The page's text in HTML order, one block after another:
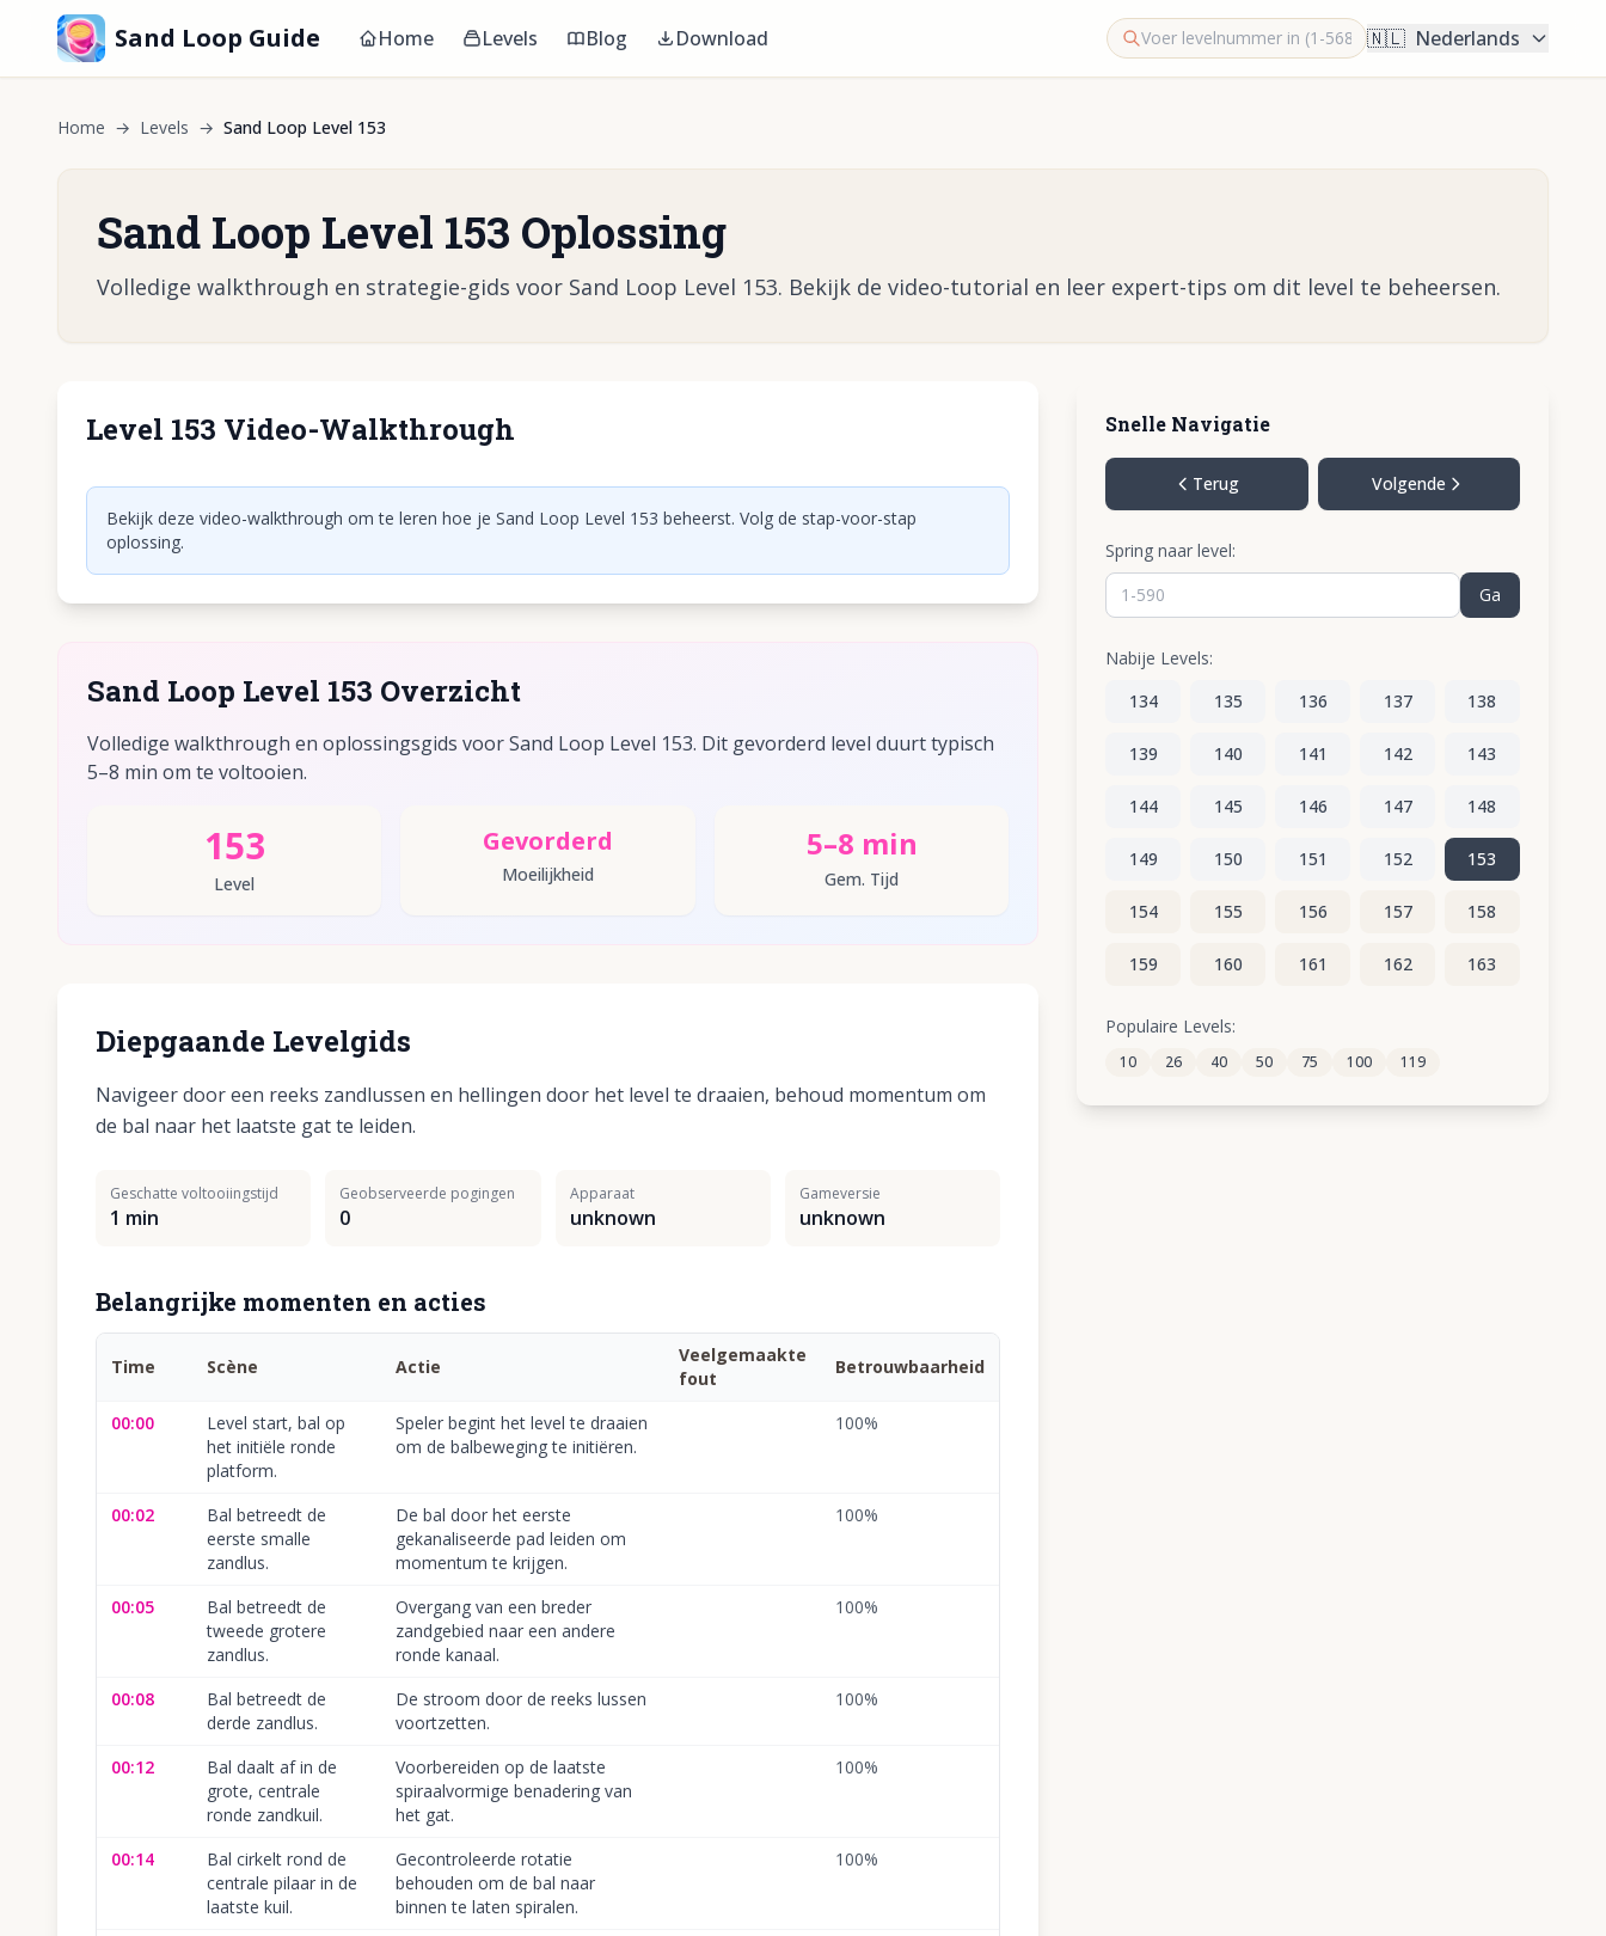
Sand Loop Guide Home Levels Blog Download 🇳🇱 Nederlands
Home → Levels → Sand Loop Level 153
Sand Loop Level 153 Oplossing
Volledige walkthrough en strategie-gids voor Sand Loop Level 153. Bekijk de video-tutorial en leer expert-tips om dit level te beheersen.
Level 153 Video-WalkthroughKlik om video af te spelen
Bekijk deze video-walkthrough om te leren hoe je Sand Loop Level 153 beheerst. Volg de stap-voor-stap
oplossing.
Sand Loop Level 153 Overzicht
Volledige walkthrough en oplossingsgids voor Sand Loop Level 153. Dit gevorderd level duurt typisch
5–8 min om te voltooien.
153
Level
Gevorderd
Moeilijkheid
5–8 min
Gem. Tijd
Diepgaande Levelgids
Navigeer door een reeks zandlussen en hellingen door het level te draaien, behoud momentum om
de bal naar het laatste gat te leiden.
Geschatte voltooiingstijd
1 min
Geobserveerde pogingen
0
Apparaat
unknown
Gameversie
unknown
Belangrijke momenten en acties
Time Scène Actie
Veelgemaakte
fout
Betrouwbaarheid
00:00
Level start, bal op
het initiële ronde
platform.
Speler begint het level te draaien
om de balbeweging te initiëren.
100%
00:02
Bal betreedt de
eerste smalle
zandlus.
De bal door het eerste
gekanaliseerde pad leiden om
momentum te krijgen.
100%
00:05
Bal betreedt de
tweede grotere
zandlus.
Overgang van een breder
zandgebied naar een andere
ronde kanaal.
100%
00:08
Bal betreedt de
derde zandlus.
De stroom door de reeks lussen
voortzetten.
100%
00:12
Bal daalt af in de
grote, centrale
ronde zandkuil.
Voorbereiden op de laatste
spiraalvormige benadering van
het gat.
100%
00:14
Bal cirkelt rond de
centrale pilaar in de
laatste kuil.
Gecontroleerde rotatie
behouden om de bal naar
binnen te laten spiralen.
100%
Snelle Navigatie
Terug Volgende
Spring naar level:
Ga
Nabije Levels:
134
135 136 137 138
139 140 141 142 143
144 145 146 147 148
149 150 151 152 153
154 155 156 157 158
159 160 161 162 163
164 165
169 170 171 172
Populaire Levels:
10 26 40 50 75 100 119